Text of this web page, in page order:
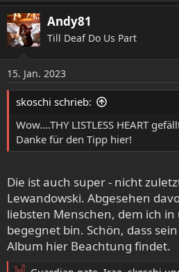
a
k
t
i
o
n
e
n
Andy81
Till Deaf Do Us Part
15. Jan. 2023
skoschi schrieb:
Wow....THY LISTLESS HEART
Danke für den Tipp hier!
Die ist auch super - nicht
Lewandowski. Abgesehen
liebsten Menschen, dem ich in
begegnet bin. Schön, dass
Album hier Beachtung findet.